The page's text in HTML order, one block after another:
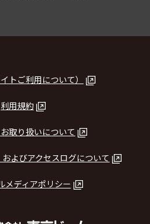
トご利用について）
利用規約
取り扱いについて
よびアクセスログについて
メディアポリシー